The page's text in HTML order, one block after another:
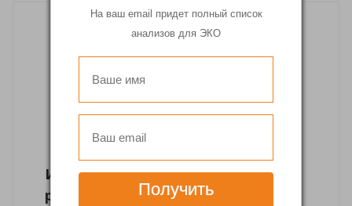
На ваш email придет полный список
анализов для ЭКО
Получить
Информация о работе клиники
репродукции